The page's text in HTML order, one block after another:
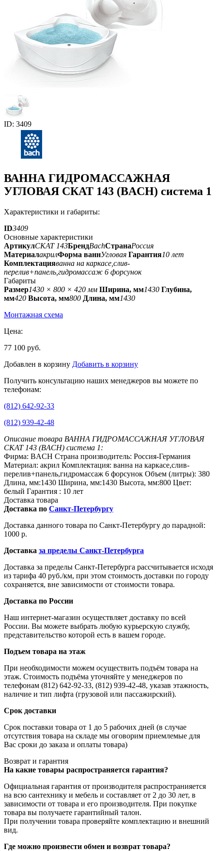
ID: 3409
ВАННА ГИДРОМАССАЖНАЯ
УГЛОВАЯ СКАТ 143 (BACH) система 1
Характеристики и габариты:
ID3409
Основные характеристики
АртикулСКАТ 143БрендBachСтранаРоссия
МатериалакрилФорма ваннУгловая Гарантия10 лет
Комплектацияванна на каркасе,слив-
перелив+панель,гидромассаж 6 форсунок
Габариты
Размер1430 × 800 × 420 мм Ширина, мм1430 Глубина,
мм420 Высота, мм800 Длина, мм1430
Монтажная схема
Цена:
77 100 руб.
Добавлен в корзину Добавить в корзину
Получить консультацию наших менеджеров вы можете по
телефонам:
(812) 642-92-33
(812) 939-42-48
Описание товара ВАННА ГИДРОМАССАЖНАЯ УГЛОВАЯ
СКАТ 143 (BACH) система 1:
Фирма: BACH Страна производитель: Россия-Германия
Материал: акрил Комплектация: ванна на каркасе,слив-
перелив+панель,гидромассаж 6 форсунок Объем (литры): 380
Длина, мм:1430 Ширина, мм:1430 Высота, мм:800 Цвет:
белый Гарантия : 10 лет
Доставка товара
Доставка по Санкт-Петербургу
Доставка данного товара по Санкт-Петербургу до парадной:
1000 р.
Доставка за пределы Санкт-Петербурга
Доставка за пределы Санкт-Петербурга рассчитывается исходя
из тарифа 40 руб./км, при этом стоимость доставки по городу
сохраняется, вне зависимости от стоимости товара.
Доставка по России
Наш интернет-магазин осуществляет доставку по всей
России. Вы можете выбрать любую курьерскую службу,
представительство которой есть в вашем городе.
Подъем товара на этаж
При необходимости можем осуществить подъём товара на
этаж. Стоимость подъёма уточняйте у менеджеров по
телефонам (812) 642-92-33, (812) 939-42-48, указав этажность,
наличие и тип лифта (грузовой или пассажирский).
Срок доставки
Срок поставки товара от 1 до 5 рабочих дней (в случае
отсутствия товара на складе мы оговорим приемлемые для
Вас сроки до заказа и оплаты товара)
Возврат и гарантия
На какие товары распространяется гарантия?
Официальная гарантия от производителя распространияется
на всю сантехнику и мебель и составляет от 2 до 30 лет, в
зависимости от товара и его производителя. При покупке
товара вы получаете гарантийный талон.
При получении товара проверяйте комплектацию и внешний
вид.
Где можно произвести обмен и возврат товара?